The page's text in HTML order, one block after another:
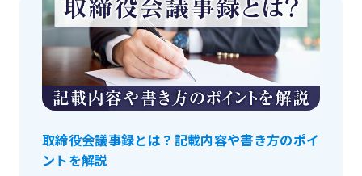
取締役会議事録とは？記載内容や書き方のポイ
ントを解説